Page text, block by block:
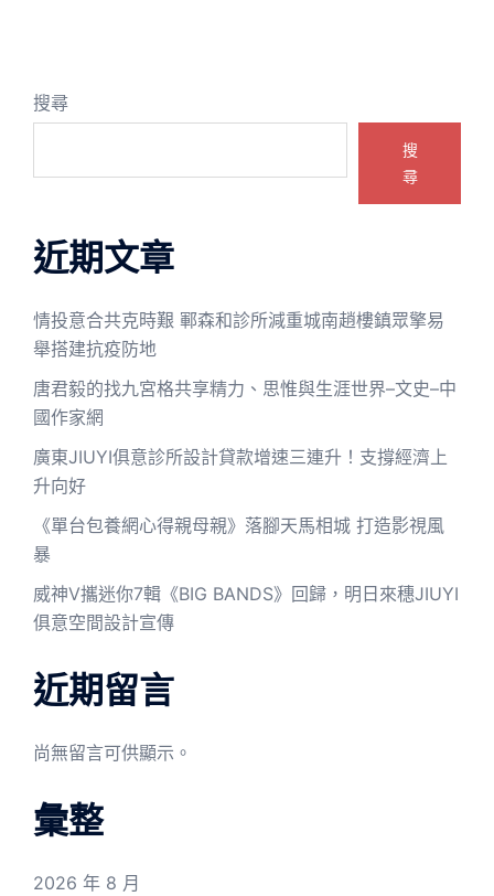
搜尋
搜
尋
近期文章
情投意合共克時艱 鄆森和診所減重城南趙樓鎮眾擎易
舉搭建抗疫防地
唐君毅的找九宮格共享精力、思惟與生涯世界–文史–中
國作家網
廣東JIUYI俱意診所設計貸款增速三連升！支撐經濟上
升向好
《單台包養網心得親母親》落腳天馬相城 打造影視風
暴
威神V攜迷你7輯《BIG BANDS》回歸，明日來穗JIUYI
俱意空間設計宣傳
近期留言
尚無留言可供顯示。
彙整
2026 年 8 月